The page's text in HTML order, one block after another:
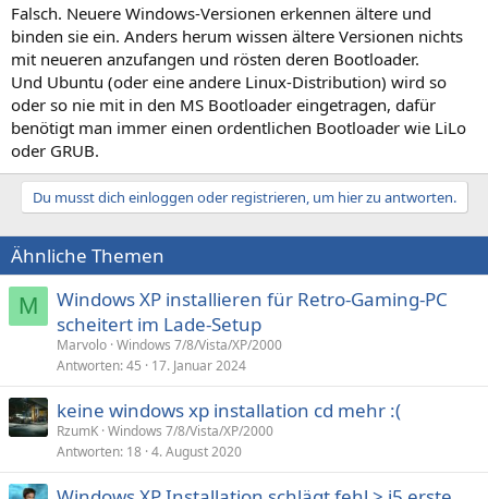
Falsch. Neuere Windows-Versionen erkennen ältere und
binden sie ein. Anders herum wissen ältere Versionen nichts
mit neueren anzufangen und rösten deren Bootloader.
Und Ubuntu (oder eine andere Linux-Distribution) wird so
oder so nie mit in den MS Bootloader eingetragen, dafür
benötigt man immer einen ordentlichen Bootloader wie LiLo
oder GRUB.
Du musst dich einloggen oder registrieren, um hier zu antworten.
Ähnliche Themen
M
Windows XP installieren für Retro-Gaming-PC
scheitert im Lade-Setup
Marvolo Windows 7/8/Vista/XP/2000
Antworten 45 17. Januar 2024
keine windows xp installation cd mehr :(
RzumK Windows 7/8/Vista/XP/2000
Antworten 18 4. August 2020